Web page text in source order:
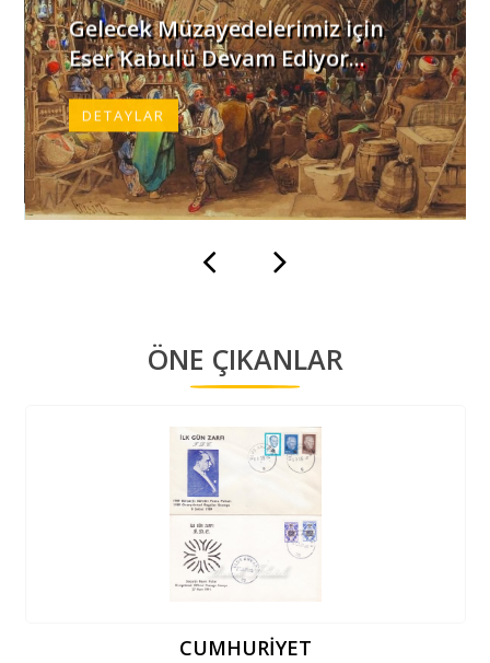
Gelecek Müzayedelerimiz için
Eser Kabulü Devam Ediyor...
DETAYLAR
ÖNE ÇIKANLAR
CUMHURİYET